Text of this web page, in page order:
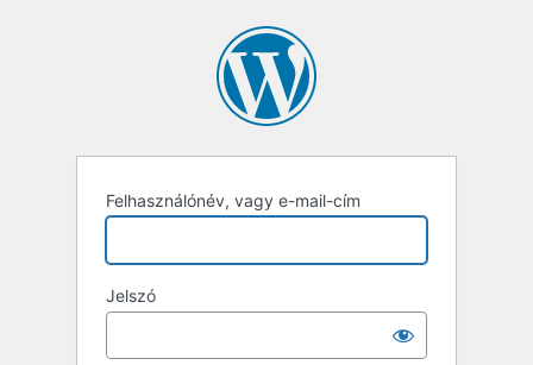
Felhasználónév, vagy e-mail-cím
Jelszó